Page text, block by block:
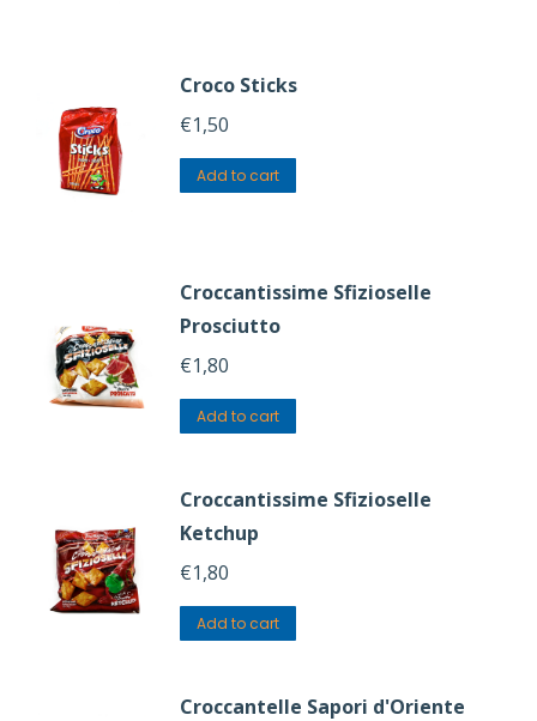
Croco Sticks
€1,50
Add to cart
Croccantissime Sfizioselle
Prosciutto
€1,80
Add to cart
Croccantissime Sfizioselle
Ketchup
€1,80
Add to cart
Croccantelle Sapori d'Oriente